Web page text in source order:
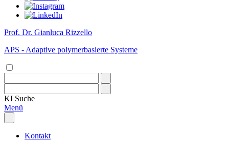
Prof. Dr. Gianluca Rizzello
APS - Adaptive polymerbasierte Systeme
KI Suche
Menü
Kontakt